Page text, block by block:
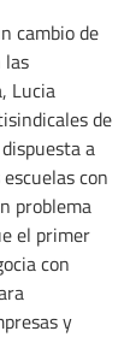
cambio de
las
Lucia
de
a
con
problema
el primer
con
y